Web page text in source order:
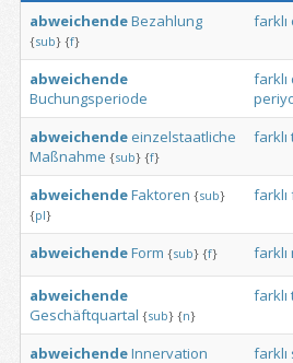
abweichendeBezahlung
{sub} {f}
farklı
abweichende
Buchungsperiode
farklı
abweichende einzelstaatliche
Maßnahme {sub} {f}
farklı
abweichendeFaktoren {sub}
{pl}
farklı
abweichendeForm {sub} {f} farklı
abweichende
Geschäftquartal {sub} {n}
farklı
abweichendeInnervation farklı